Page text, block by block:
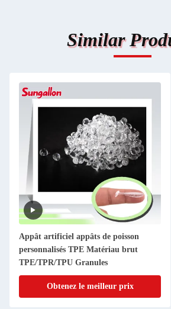
Similar
Appât artificiel appâts de poisson
personnalisés TPE Matériau brut
TPE/TPR/TPU Granules
Obtenez le meilleur prix